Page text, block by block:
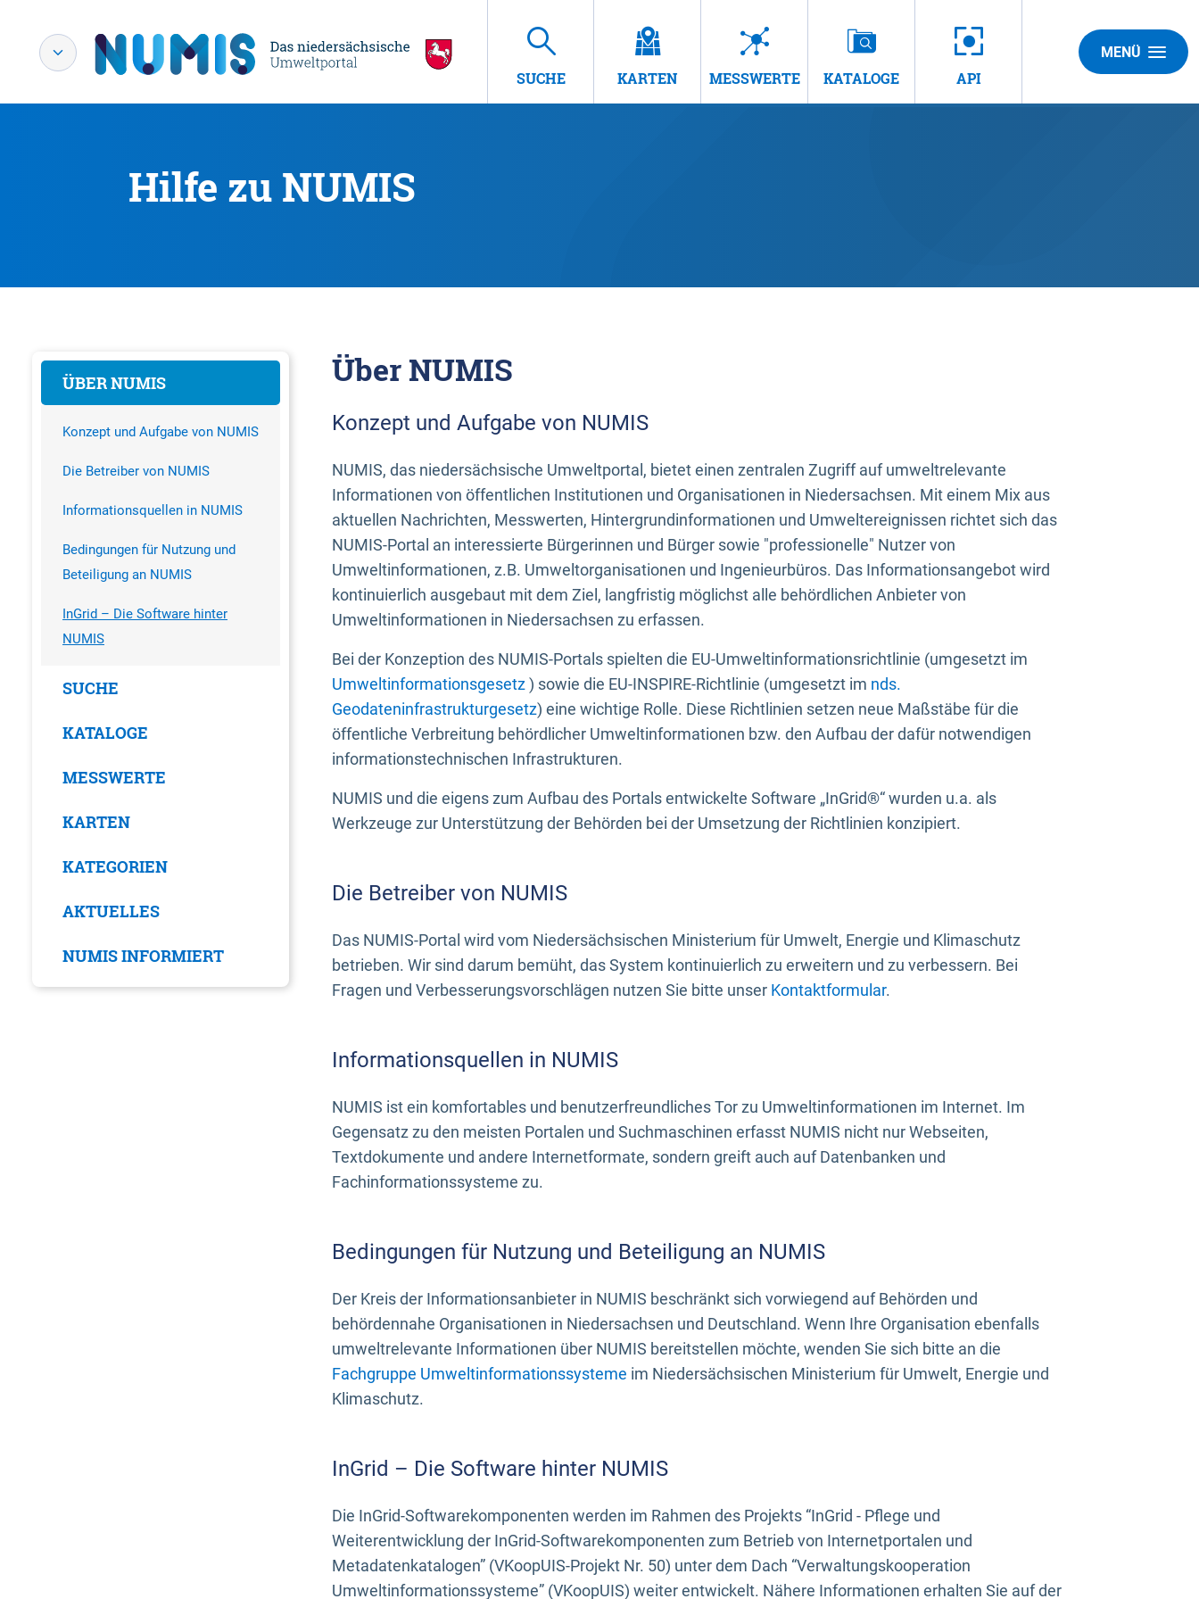
SUCHE KARTEN MESSWERTE KATALOGE API
MENÜ
Hilfe zu NUMIS
ÜBER NUMIS
Konzept und Aufgabe von NUMIS
Die Betreiber von NUMIS
Informationsquellen in NUMIS
Bedingungen für Nutzung und
Beteiligung an NUMIS
InGrid – Die Software hinter
NUMIS
SUCHE
KATALOGE
MESSWERTE
KARTEN
KATEGORIEN
AKTUELLES
NUMIS INFORMIERT
Über NUMIS
Konzept und Aufgabe von NUMIS
NUMIS, das niedersächsische Umweltportal, bietet einen zentralen Zugriff auf umweltrelevante
Informationen von öffentlichen Institutionen und Organisationen in Niedersachsen. Mit einem Mix aus
aktuellen Nachrichten, Messwerten, Hintergrundinformationen und Umweltereignissen richtet sich das
NUMIS-Portal an interessierte Bürgerinnen und Bürger sowie "professionelle" Nutzer von
Umweltinformationen, z.B. Umweltorganisationen und Ingenieurbüros. Das Informationsangebot wird
kontinuierlich ausgebaut mit dem Ziel, langfristig möglichst alle behördlichen Anbieter von
Umweltinformationen in Niedersachsen zu erfassen.
Bei der Konzeption des NUMIS-Portals spielten die EU-Umweltinformationsrichtlinie (umgesetzt im
Umweltinformationsgesetz) sowie die EU-INSPIRE-Richtlinie (umgesetzt im nds.
Geodateninfrastrukturgesetz) eine wichtige Rolle. Diese Richtlinien setzen neue Maßstäbe für die
öffentliche Verbreitung behördlicher Umweltinformationen bzw. den Aufbau der dafür notwendigen
informationstechnischen Infrastrukturen.
NUMIS und die eigens zum Aufbau des Portals entwickelte Software „InGrid®“ wurden u.a. als
Werkzeuge zur Unterstützung der Behörden bei der Umsetzung der Richtlinien konzipiert.
Die Betreiber von NUMIS
Das NUMIS-Portal wird vom Niedersächsischen Ministerium für Umwelt, Energie und Klimaschutz
betrieben. Wir sind darum bemüht, das System kontinuierlich zu erweitern und zu verbessern. Bei
Fragen und Verbesserungsvorschlägen nutzen Sie bitte unser Kontaktformular.
Informationsquellen in NUMIS
NUMIS ist ein komfortables und benutzerfreundliches Tor zu Umweltinformationen im Internet. Im
Gegensatz zu den meisten Portalen und Suchmaschinen erfasst NUMIS nicht nur Webseiten,
Textdokumente und andere Internetformate, sondern greift auch auf Datenbanken und
Fachinformationssysteme zu.
Bedingungen für Nutzung und Beteiligung an NUMIS
Der Kreis der Informationsanbieter in NUMIS beschränkt sich vorwiegend auf Behörden und
behördennahe Organisationen in Niedersachsen und Deutschland. Wenn Ihre Organisation ebenfalls
umweltrelevante Informationen über NUMIS bereitstellen möchte, wenden Sie sich bitte an die
Fachgruppe Umweltinformationssysteme im Niedersächsischen Ministerium für Umwelt, Energie und
Klimaschutz.
InGrid – Die Software hinter NUMIS
Die InGrid-Softwarekomponenten werden im Rahmen des Projekts “InGrid - Pflege und
Weiterentwicklung der InGrid-Softwarekomponenten zum Betrieb von Internetportalen und
Metadatenkatalogen” (VKoopUIS-Projekt Nr. 50) unter dem Dach “Verwaltungskooperation
Umweltinformationssysteme” (VKoopUIS) weiter entwickelt. Nähere Informationen erhalten Sie auf der